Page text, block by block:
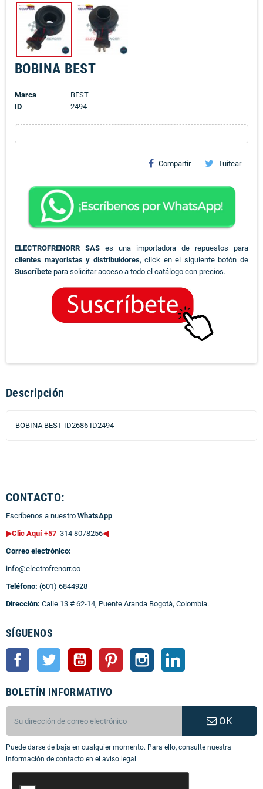
BOBINA BEST
Marca
BEST
ID
2494
Compartir Tuitear
ELECTROFRENORR SAS es una importadora de repuestos para
clientes mayoristas y distribuidores, click en el siguiente botón de
Suscríbete para solicitar acceso a todo el catálogo con precios.
Descripción
BOBINA BEST ID2686 ID2494
CONTACTO:
Escríbenos a nuestro WhatsApp
▶Clic Aquí +57 314 8078256◀
Correo electrónico:
info@electrofrenorr.co
Teléfono: (601) 6844928
Dirección: Calle 13 # 62-14, Puente Aranda Bogotá, Colombia.
SÍGUENOS
Facebook Twitter YouTube Pinterest Instagram
BOLETÍN INFORMATIVO
OK
Puede darse de baja en cualquier momento. Para ello, consulte nuestra
información de contacto en el aviso legal.